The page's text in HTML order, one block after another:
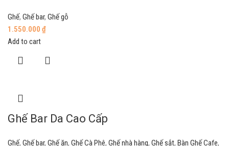
Ghế, Ghế bar, Ghế gỗ
1.550.000 ₫
Add to cart
Ghế Bar Da Cao Cấp
Ghế, Ghế bar, Ghế ăn, Ghế Cà Phê, Ghế nhà hàng, Ghế sắt, Bàn Ghế Cafe,